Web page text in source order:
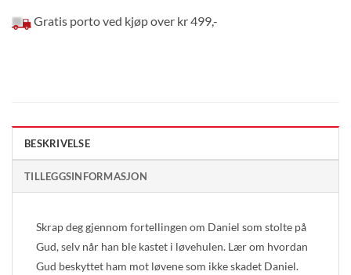
Gratis porto ved kjøp over kr 499,-
BESKRIVELSE
TILLEGGSINFORMASJON
Skrap deg gjennom fortellingen om Daniel som stolte på
Gud, selv når han ble kastet i løvehulen. Lær om hvordan
Gud beskyttet ham mot løvene som ikke skadet Daniel.